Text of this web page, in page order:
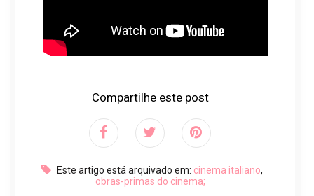
Compartilhe este post
Este artigo está arquivado em: cinema italiano,
obras-primas do cinema;